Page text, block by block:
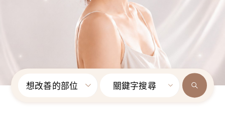
想改善的部位 關鍵字搜尋